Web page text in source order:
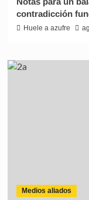
contradicción
Huele a azufre
Medios aliados